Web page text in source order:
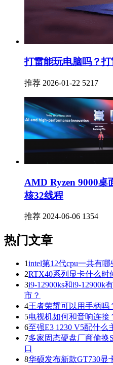
打雷能玩电脑吗？打
推荐 2026-01-22 5217
AMD Ryzen 9000桌
核32线程
推荐 2024-06-06 1354
热门文章
1intel第12代cpu一共有
2RTX40系列显卡什么时
3i9-12900ks和i9-12900k
市？
4王者荣耀可以用手柄吗
5电视机如何和音响连接
6至强E3 1230 V5配什么
7多家固态硬盘厂商偷换
口
8华硕发布新款GT730显